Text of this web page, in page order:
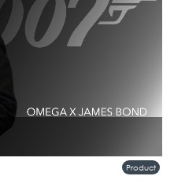
บ รถสปอร์ต แก้วมาร์ตินี และนาฬิกาข้อ
Product